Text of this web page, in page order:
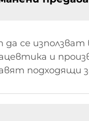
се използват
и
подходящи